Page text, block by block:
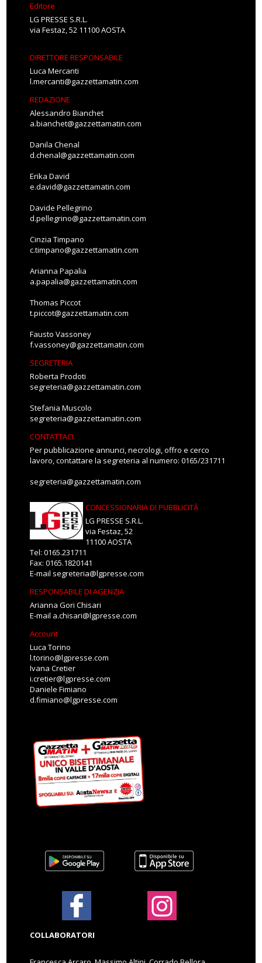
Editore
LG PRESSE S.R.L.
via Festaz, 52 11100 AOSTA
DIRETTORE RESPONSABILE
Luca Mercanti
l.mercanti@gazzettamatin.com
REDAZIONE
Alessandro Bianchet
a.bianchet@gazzettamatin.com
Danila Chenal
d.chenal@gazzettamatin.com
Erika David
e.david@gazzettamatin.com
Davide Pellegrino
d.pellegrino@gazzettamatin.com
Cinzia Timpano
c.timpano@gazzettamatin.com
Arianna Papalia
a.papalia@gazzettamatin.com
Thomas Piccot
t.piccot@gazzettamatin.com
Fausto Vassoney
f.vassoney@gazzettamatin.com
SEGRETERIA
Roberta Prodoti
segreteria@gazzettamatin.com
Stefania Muscolo
segreteria@gazzettamatin.com
CONTATTACI
Per pubblicazione annunci, necrologi, offro e cerco
lavoro, contattare la segreteria al numero: 0165/231711
segreteria@gazzettamatin.com
CONCESSIONARIA DI PUBBLICITÀ
LG PRESSE S.R.L.
via Festaz, 52
11100 AOSTA
Tel: 0165.231711
Fax: 0165.1820141
E-mail segreteria@lgpresse.com
RESPONSABILE DI AGENZIA
Arianna Gori Chisari
E-mail a.chisari@lgpresse.com
Account
Luca Torino
l.torino@lgpresse.com
Ivana Cretier
i.cretier@lgpresse.com
Daniele Fimiano
d.fimiano@lgpresse.com
COLLABORATORI